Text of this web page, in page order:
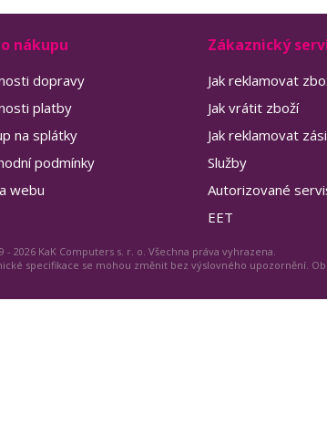
nákupu
dopravy
platby
na splátky
podmínky
webu
Zákaznický
Jak reklamovat
Jak vrátit zboží
Jak reklamovat
Služby
Autorizované
EET
- 2026 KaK Computers s. r. o. Všechna práva vyhrazena.
specifikace se mohou změnit bez výslovného upozornění.